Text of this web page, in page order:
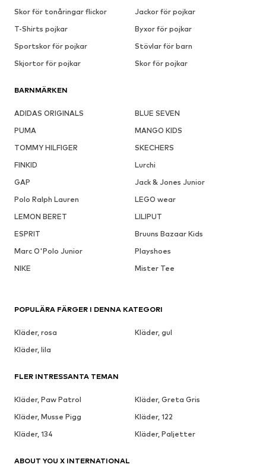
Skor för tonåringar flickor
Jackor för pojkar
T-Shirts pojkar
Byxor för pojkar
Sportskor för pojkar
Stövlar för barn
Skjortor för pojkar
Skor för pojkar
BARNMÄRKEN
ADIDAS ORIGINALS
BLUE SEVEN
PUMA
MANGO KIDS
TOMMY HILFIGER
SKECHERS
FINKID
Lurchi
GAP
Jack & Jones Junior
Polo Ralph Lauren
LEGO wear
LEMON BERET
LILIPUT
ESPRIT
Bruuns Bazaar Kids
Marc O'Polo Junior
Playshoes
NIKE
Mister Tee
POPULÄRA FÄRGER I DENNA KATEGORI
Kläder, rosa
Kläder, gul
Kläder, lila
FLER INTRESSANTA TEMAN
Kläder, Paw Patrol
Kläder, Greta Gris
Kläder, Musse Pigg
Kläder, 122
Kläder, 134
Kläder, Paljetter
ABOUT YOU X INTERNATIONAL